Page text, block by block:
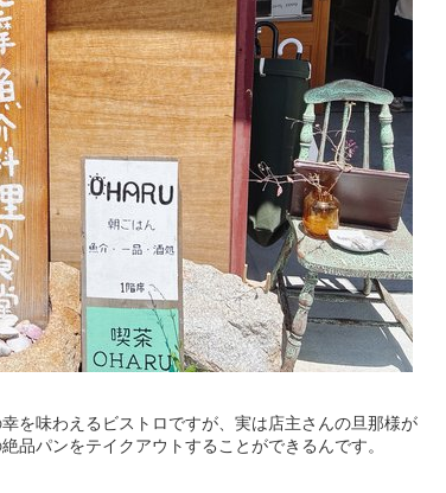
を味わえるビストロですが、実は店主さんの旦那様が
品パンをテイクアウトすることができるんです。